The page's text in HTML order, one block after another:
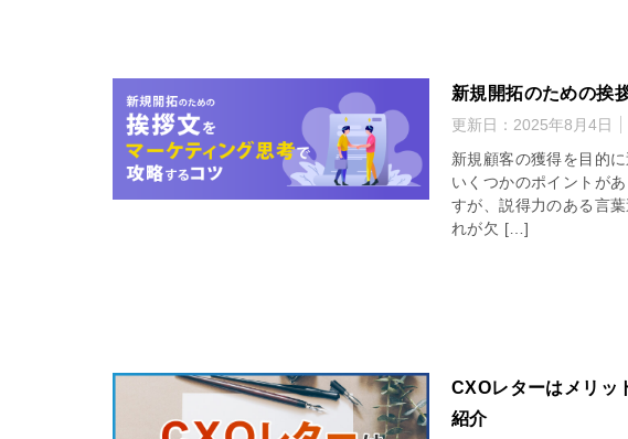
新規開拓のための挨
更新日： 2025年8月4日
新規顧客の獲得を目的
いくつかのポイントが
すが、説得力のある言
れが欠 […]
CXOレターはメリッ
紹介